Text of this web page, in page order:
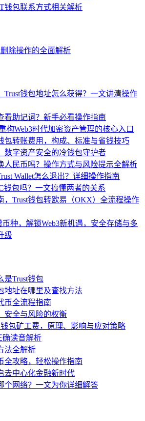
钱包联系方式相关解析
除操作的全面解析
Trust钱包地址怎么获得？一文讲清操作
看助记词？新手必看操作指南
构Web3时代加密资产管理的核心入口
包转账费用，构成、标准与省钱技巧
数字资产安全的冷钱包守护者
人民币吗？操作方式与风险提示全解析
Wallet怎么退出？详细操作指南
钱包吗？一文搞懂两者的关系
，Trust钱包转欧易（OKX）全流程操作
币种，解锁Web3新机遇，安全存储与多
级
是Trust钱包
地址在哪里及查找方法
币全流程指南
安全与风险的权衡
包矿工费，原理、影响与应对策略
确读音解析
法全解析
全攻略，轻松操作指南
去中心化金融新时代
个网络？一文为你详细解答